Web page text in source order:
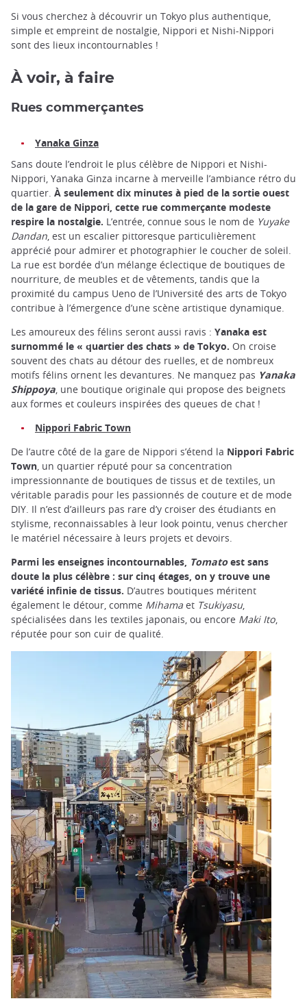
Si vous cherchez à découvrir un Tokyo plus authentique,
simple et empreint de nostalgie, Nippori et Nishi-Nippori
sont des lieux incontournables !
À voir, à faire
Rues commerçantes
Yanaka Ginza
Sans doute l’endroit le plus célèbre de Nippori et Nishi-
Nippori, Yanaka Ginza incarne à merveille l’ambiance rétro du
quartier. À seulement dix minutes à pied de la sortie ouest
de la gare de Nippori, cette rue commerçante modeste
respire la nostalgie. L’entrée, connue sous le nom de Yuyake
Dandan, est un escalier pittoresque particulièrement
apprécié pour admirer et photographier le coucher de soleil.
La rue est bordée d’un mélange éclectique de boutiques de
nourriture, de meubles et de vêtements, tandis que la
proximité du campus Ueno de l’Université des arts de Tokyo
contribue à l’émergence d’une scène artistique dynamique.
Les amoureux des félins seront aussi ravis : Yanaka est
surnommé le « quartier des chats » de Tokyo. On croise
souvent des chats au détour des ruelles, et de nombreux
motifs félins ornent les devantures. Ne manquez pas Yanaka
Shippoya, une boutique originale qui propose des beignets
aux formes et couleurs inspirées des queues de chat !
Nippori Fabric Town
De l’autre côté de la gare de Nippori s’étend la Nippori Fabric
Town, un quartier réputé pour sa concentration
impressionnante de boutiques de tissus et de textiles, un
véritable paradis pour les passionnés de couture et de mode
DIY. Il n’est d’ailleurs pas rare d’y croiser des étudiants en
stylisme, reconnaissables à leur look pointu, venus chercher
le matériel nécessaire à leurs projets et devoirs.
Parmi les enseignes incontournables, Tomatoest sans
doute la plus célèbre : sur cinq étages, on y trouve une
variété infinie de tissus. D’autres boutiques méritent
également le détour, comme Mihama et Tsukiyasu,
spécialisées dans les textiles japonais, ou encore Maki Ito,
réputée pour son cuir de qualité.